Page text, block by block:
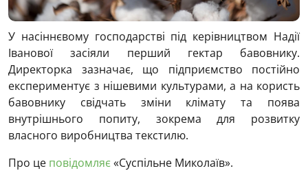
У насіннєвому господарстві під керівництвом Надії
Іванової засіяли перший гектар бавовнику.
Директорка зазначає, що підприємство постійно
експериментує з нішевими культурами, а на користь
бавовнику свідчать зміни клімату та поява
внутрішнього попиту, зокрема для розвитку
власного виробництва текстилю.
Про це повідомляє«Суспільне Миколаїв».